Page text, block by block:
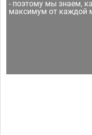
- поэтому мы знаем,
максимум от каждой